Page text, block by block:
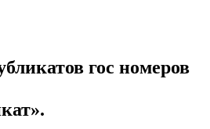
гос номеров